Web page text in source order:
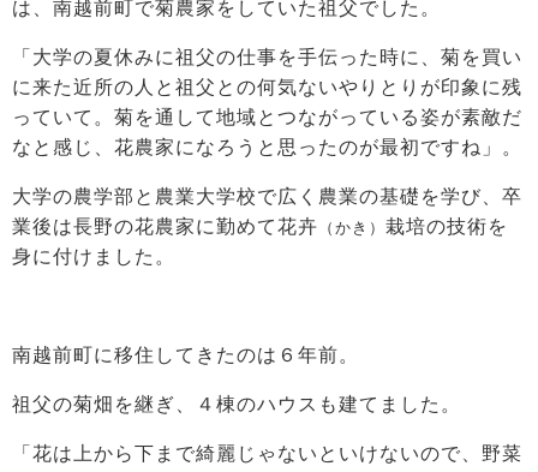
は、南越前町で菊農家をしていた祖父でした。
「大学の夏休みに祖父の仕事を手伝った時に、菊を買い
に来た近所の人と祖父との何気ないやりとりが印象に残
っていて。菊を通して地域とつながっている姿が素敵だ
なと感じ、花農家になろうと思ったのが最初ですね」。
大学の農学部と農業大学校で広く農業の基礎を学び、卒
業後は長野の花農家に勤めて花卉 （かき） 栽培の技術を
身に付けました。
南越前町に移住してきたのは６年前。
祖父の菊畑を継ぎ、４棟のハウスも建てました。
「花は上から下まで綺麗じゃないといけないので、野菜